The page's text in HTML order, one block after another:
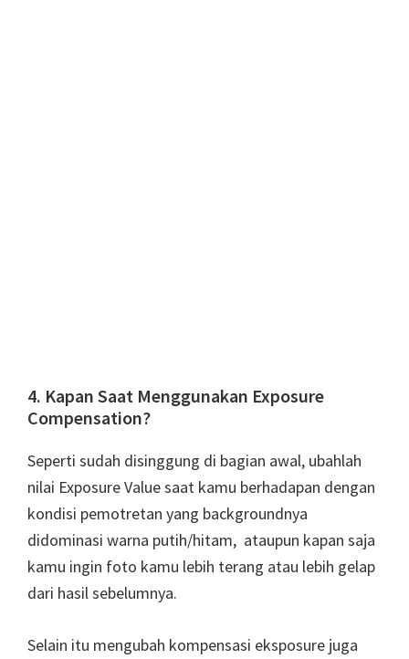
4. Kapan Saat Menggunakan Exposure
Compensation?
Seperti sudah disinggung di bagian awal, ubahlah
nilai Exposure Value saat kamu berhadapan dengan
kondisi pemotretan yang backgroundnya
didominasi warna putih/hitam, ataupun kapan saja
kamu ingin foto kamu lebih terang atau lebih gelap
dari hasil sebelumnya.
Selain itu mengubah kompensasi eksposure juga